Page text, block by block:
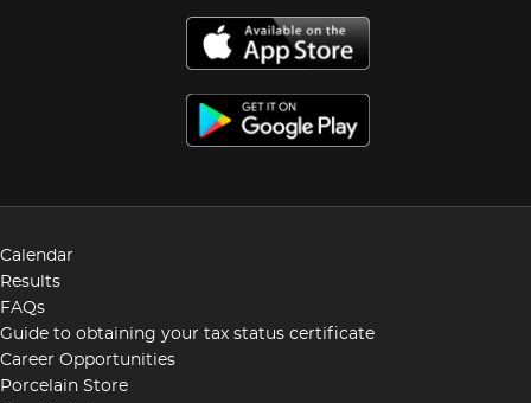
Calendar
Results
FAQs
Guide to obtaining your tax status certificate
Career Opportunities
Porcelain Store